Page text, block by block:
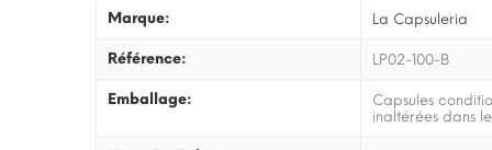
Marque: La Capsuleria
Référence: LP02-100-B
Emballage:
Capsules
inaltérées dans